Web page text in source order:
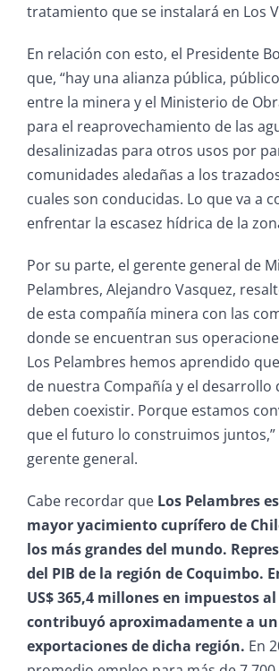
tratamiento que se instalará en Los
En relación con esto, el Presidente
que, “hay una alianza pública,
entre la minera y el Ministerio de
para el reaprovechamiento de las
desalinizadas para otros usos por
comunidades aledañas a los
cuales son conducidas. Lo que va a
enfrentar la escasez hídrica de la
Por su parte, el gerente general de
Pelambres, Alejandro Vasquez,
de esta compañía minera con las
donde se encuentran sus
Los Pelambres hemos aprendido
de nuestra Compañía y el desarrollo
deben coexistir. Porque estamos
que el futuro lo construimos
gerente general.
Cabe recordar que Los Pelambres
mayor yacimiento cuprífero de
los más grandes del mundo.
del PIB de la región de Coquimbo.
US$ 365,4 millones en impuestos
contribuyó aproximadamente a un
exportaciones de dicha región. En